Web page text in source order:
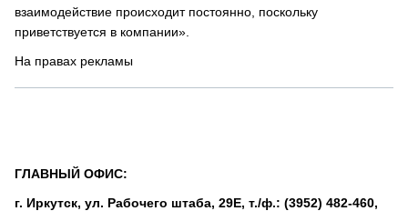
взаимодействие происходит постоянно, поскольку
приветствуется в компании».
На правах рекламы
ГЛАВНЫЙ ОФИС:
г. Иркутск, ул. Рабочего штаба, 29Е, т./ф.: (3952) 482-460,